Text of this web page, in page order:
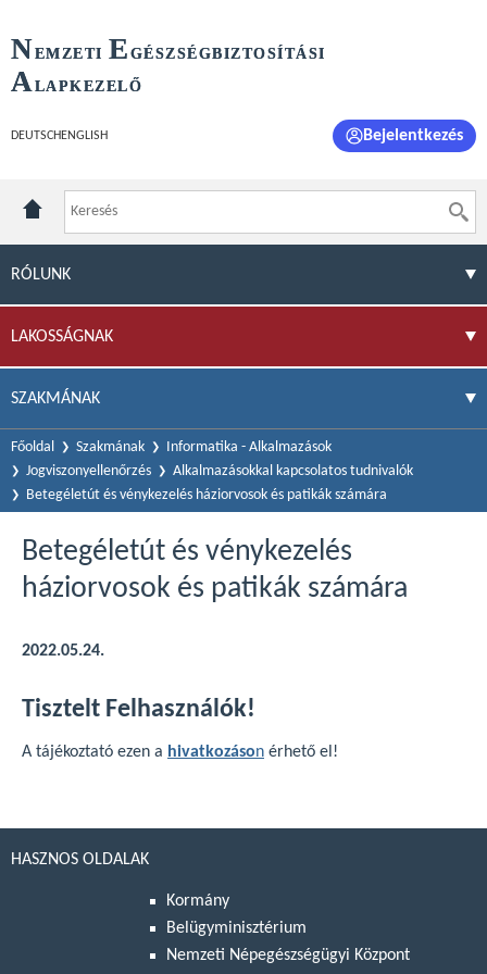
NEMZETI E GÉSZSÉGBIZTOSÍTÁSI
ALAPKEZELŐ
DEUTSCH ENGLISH Bejelentkezés
RÓLUNK
LAKOSSÁGNAK
SZAKMÁNAK
Főoldal Szakmának
Informatika - Alkalmazások
Jogviszonyellenőrzés
Alkalmazásokkal kapcsolatos tudnivalók
Betegéletút és vénykezelés háziorvosok és patikák számára
Betegéletút és vénykezelés
háziorvosok és patikák számára
2022.05.24.
Tisztelt Felhasználók!
A tájékoztató ezen a hivatkozáson érhető el!
HASZNOS OLDALAK
Kormány
Belügyminisztérium
Nemzeti Népegészségügyi Központ